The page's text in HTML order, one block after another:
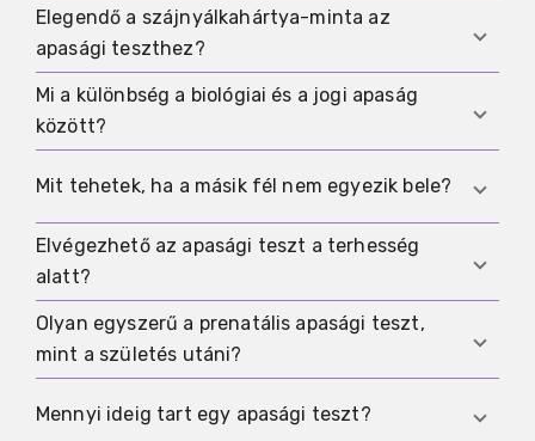
valószínűséggel alá támasztható, de a minta
biztos hozzárendelése továbbra is
kulcsfontosságú.
Nem automatikusan, mert jogilag érzékeny
helyzetekben gyakran a dokumentált
személyazonosság és a követhető mintalánc a
meghatározó.
Elegendő a szájnyálkahártya-minta az
apasági teszthez?
Sok születés utáni tesztnél ez a szokásos és
elegendő mintatípus. Fontosabb a minta
mint annak összetettsége.
Mi a különbség a biológiai és a jogi apaság
között?
A biológiai apaság a genetikai származást jelenti,
kötelezettségeket foglalja magában.
Mit tehetek, ha a másik fél nem egyezik bele?
Ilyenkor a törvényben előírt utat kell
megvizsgálni a titkos mintákra vagy informális
rövidítésekre való támaszkodás helyett.
Elvégezhető az apasági teszt a terhesség
alatt?
Léteznek prenatális módszerek, de ez különleges
eset, amelyet komolyan csak orvosi és jogi
Olyan egyszerű a prenatális apasági teszt,
mint a születés utáni?
Nem, a prenatális eljárások módszertanilag sokkal
Mennyi ideig tart egy apasági teszt?